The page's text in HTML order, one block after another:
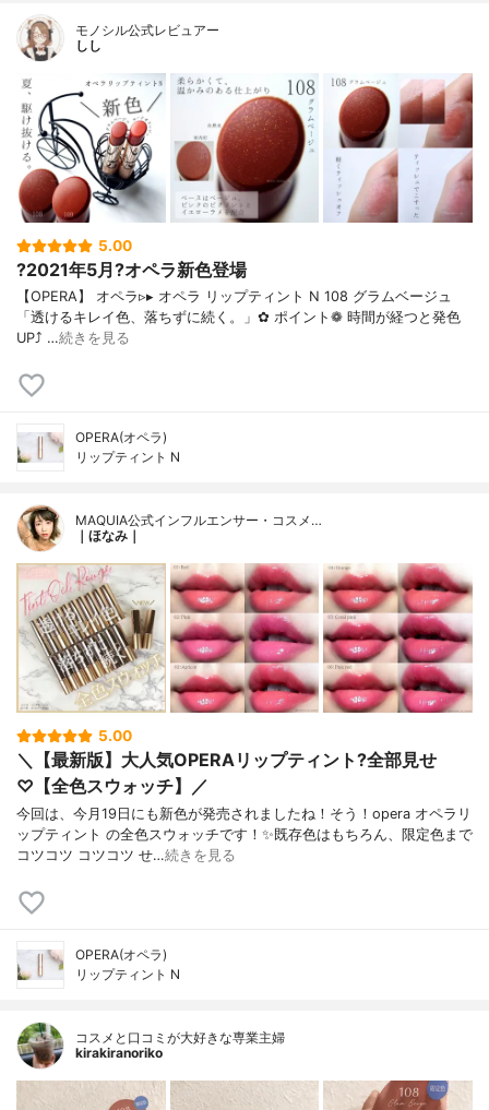
モノシル公式レビュアー
しし
5.00
?2021年5月?オペラ新色登場
【OPERA】 オペラ▹▸ オペラ リップティント N 108 グラムベージュ
「透けるキレイ色、落ちずに続く。」✿ ポイント❁︎ 時間が経つと発色
UP⤴ …続きを見る
OPERA(オペラ)
リップティント N
MAQUIA公式インフルエンサー・コスメ…
｜ほなみ｜
5.00
＼【最新版】大人気OPERAリップティント?全部見せ
♡【全色スウォッチ】／
今回は、今月19日にも新色が発売されましたね！そう！opera オペラリ
ップティント の全色スウォッチです！✨既存色はもちろん、限定色まで
コツコツ コツコツ せ…続きを見る
OPERA(オペラ)
リップティント N
コスメと口コミが大好きな専業主婦
kirakiranoriko